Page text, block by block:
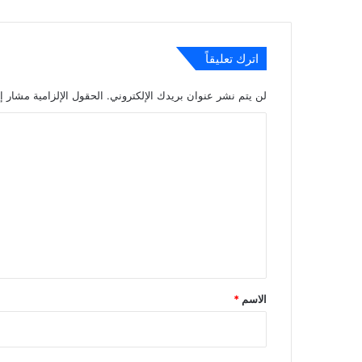
اترك تعليقاً
لن يتم نشر عنوان بريدك الإلكتروني. الحقول الإلزامية مشار
*
الاسم *